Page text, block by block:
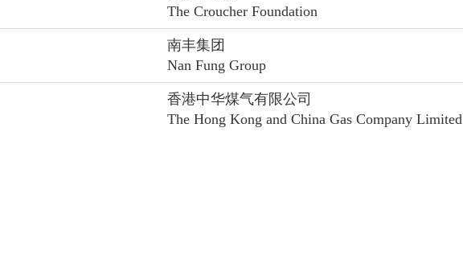
The Croucher Foundation
南丰集团
Nan Fung Group
香港中华煤气有限公司
The Hong Kong and China Gas Company Limited